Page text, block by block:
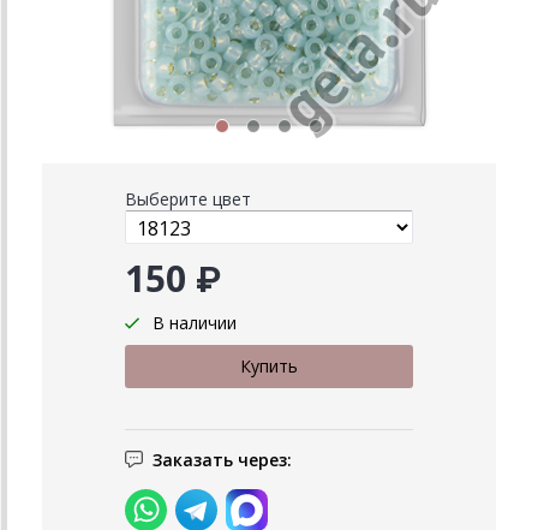
Выберите цвет
150 ₽
В наличии
Заказать через: